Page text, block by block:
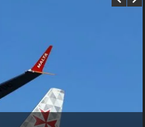
nella
routine
acrobatica
squadre